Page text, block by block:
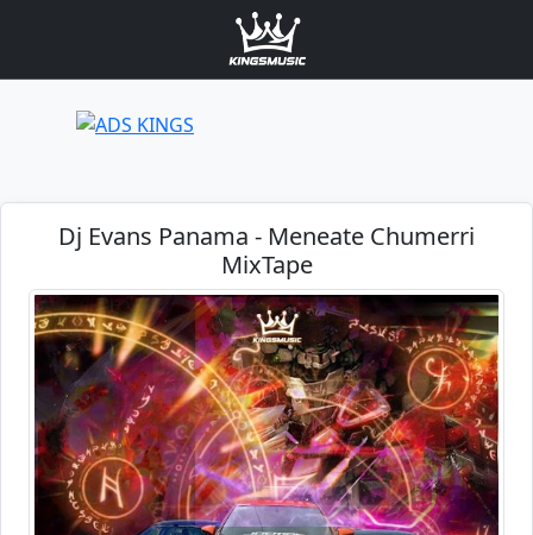
Dj Evans Panama - Meneate Chumerri
MixTape